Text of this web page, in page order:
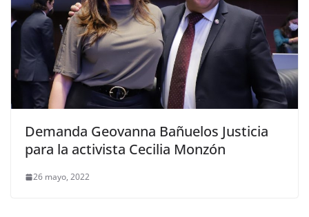
Demanda Geovanna Bañuelos Justicia
para la activista Cecilia Monzón
26 mayo, 2022